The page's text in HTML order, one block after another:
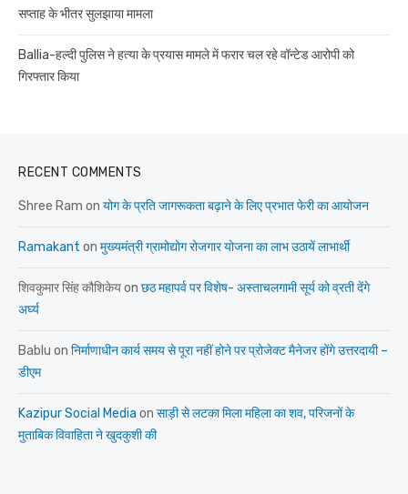
सप्ताह के भीतर सुलझाया मामला
Ballia-हल्दी पुलिस ने हत्या के प्रयास मामले में फरार चल रहे वॉन्टेड आरोपी को
गिरफ्तार किया
RECENT COMMENTS
Shree Ram on योग के प्रति जागरूकता बढ़ाने के लिए प्रभात फेरी का आयोजन
Ramakant on मुख्यमंत्री ग्रामोद्योग रोजगार योजना का लाभ उठायें लाभार्थी
शिवकुमार सिंह कौशिकेयon छठ महापर्व पर विशेष- अस्ताचलगामी सूर्य को व्रती देंगे
अर्घ्य
Bablu on निर्माणाधीन कार्य समय से पूरा नहीं होने पर प्रोजेक्ट मैनेजर होंगे उत्तरदायी –
डीएम
Kazipur Social Media on साड़ी से लटका मिला महिला का शव, परिजनों के
मुताबिक विवाहिता ने खुदकुशी की